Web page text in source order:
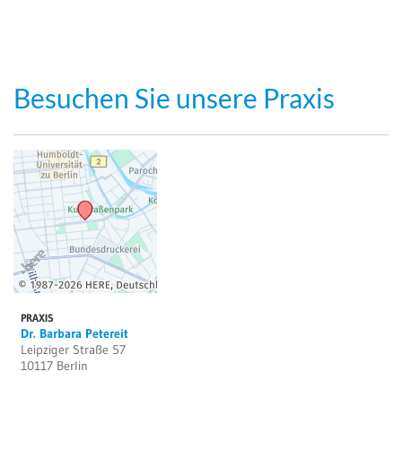
Besuchen Sie unsere Praxis
PRAXIS
Dr. Barbara Petereit
Leipziger Straße 57
10117 Berlin